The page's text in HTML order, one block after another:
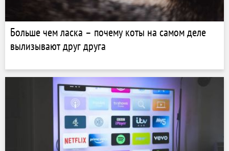
Больше чем ласка – почему коты на самом деле
вылизывают друг друга